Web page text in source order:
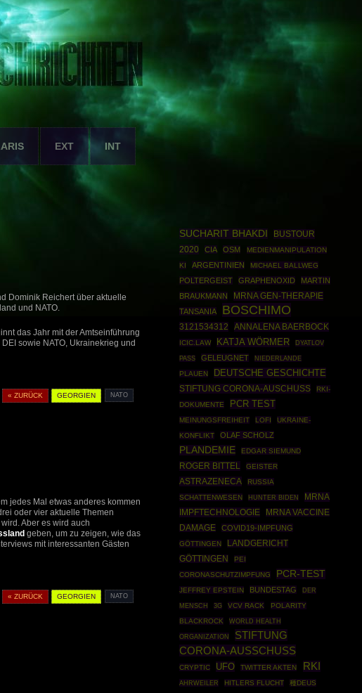
EXT INT
Dominik Reichert über aktuelle
und NATO.
das Jahr mit der Amtseinführung
sowie NATO, Ukrainekrieg und
« ZURÜCK GEORGIEN NATO
jedes Mal etwas anderes kommen
oder vier aktuelle Themen
Aber es wird auch
geben, um zu zeigen, wie das
mit interessanten Gästen
« ZURÜCK GEORGIEN NATO
SUCHARIT BHAKDI
BUSTOUR
2020
CIA OSM
MEDIENMANIPULATION
KI
ARGENTINIEN MICHAEL BALLWEG
POLTERGEIST GRAPHENOXID
MARTIN
BRAUKMANN
MRNA GEN-THERAPIE
TANSANIA BOSCHIMO
3121534312 ANNALENA BAERBOCK
ICIC.LAW KATJA WÖRMER DYATLOV
PASS GELEUGNET NIEDERLANDE
PLAUEN DEUTSCHE GESCHICHTE
STIFTUNG CORONA-AUSCHUSS
RKI-
DOKUMENTE
PCR TEST
MEINUNGSFREIHEIT LOFI
UKRAINE-
KONFLIKT
OLAF SCHOLZ
PLANDEMIE EDGAR SIEMUND
ROGER BITTEL GEISTER
ASTRAZENECA
RUSSIA
SCHATTENWESEN
HUNTER BIDEN
MRNA
IMPFTECHNOLOGIE
MRNA VACCINE
DAMAGE
COVID19-IMPFUNG
GÖTTINGEN
LANDGERICHT
GÖTTINGEN
PEI
CORONASCHUTZIMPFUNG
PCR-TEST
JEFFREY EPSTEIN BUNDESTAG DER
MENSCH 3G VCV RACK
POLARITY
BLACKROCK
WORLD HEALTH
ORGANIZATION
STIFTUNG
CORONA-AUSSCHUSS
CRYPTIC UFO TWITTER AKTEN RKI
AHRWEILER HITLERS FLUCHT 種DEUS